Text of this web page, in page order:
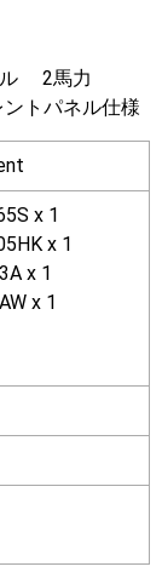
ル 2馬力
トパネル仕様
x 1
x 1
x 1
x 1